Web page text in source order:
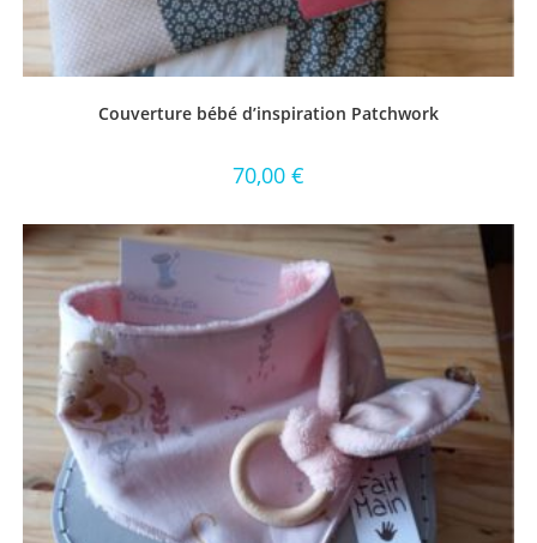
Couverture bébé d’inspiration Patchwork
70,00 €